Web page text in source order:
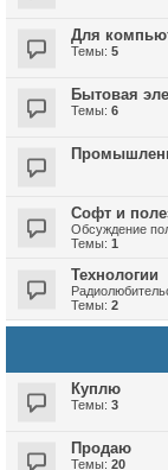
Для
Темы: 5
Бытовая
Темы: 6
Софт и
Обсуждение
Темы: 1
Технологии
Темы: 2
Куплю
Темы: 3
Продаю
Темы: 20